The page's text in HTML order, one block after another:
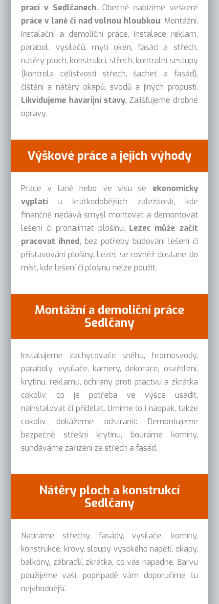
prací v Sedlčanech.Obecně nabízíme veškeré
práce v laně či nad volnou hloubkou: Montážní,
instalační a demoliční práce, instalace reklam,
parabol, vysílačů, mytí oken, fasád a střech,
nátěry ploch, konstrukcí, střech, kontrolní sestupy
(kontrola celistvosti střech, šachet a fasád),
čištění a nátěry okapů, svodů a jiných propustí.
Likvidujeme havarijní stavy. Zajišťujeme drobné
opravy.
Výškové práce a jejich výhody
Práce v laně nebo ve visu se ekonomicky
vyplatíu krátkodobějších záležitostí, kde
finančně nedává smysl montovat a demontovat
lešení či pronajímat plošinu. Lezec může začít
pracovat ihned, bez potřeby budování lešení či
přistavování plošiny. Lezec se rovněž dostane do
míst, kde lešení či plošinu nelze použit.
Montážní a demoliční práce
Sedlčany
Instalujeme zachycovače sněhu, hromosvody,
paraboly, vysílače, kamery, dekorace, osvětlení,
krytinu, reklamu, ochrany proti ptactvu a zkrátka
cokoliv, co je potřeba ve výšce usadit,
nainstalovat či přidělat. Umíme to i naopak, takže
cokoliv dokážeme odstranit: Demontujeme
bezpečně střešní krytinu, bouráme komíny,
sundáváme zařízení ze střech a fasád.
Nátěry ploch a konstrukcí
Sedlčany
Natíráme střechy, fasády, vysílače, komíny,
konstrukce, krovy, sloupy vysokého napětí, okapy,
balkóny, zábradlí, zkrátka, co vás napadne. Barvu
použijeme vaší, popřípadě vám doporučíme tu
nejvhodnější.